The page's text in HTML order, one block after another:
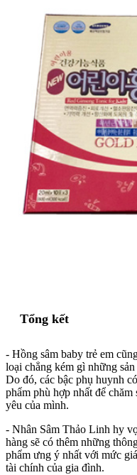
Tổng kết
- Hồng sâm baby trẻ em
loại chẳng kém gì những
Do đó, các bậc phụ huynh
phẩm phù hợp nhất để
yêu của mình.
- Nhân Sâm Thảo Linh hy
hàng sẽ có thêm những
phẩm ưng ý nhất với mức
tài chính của gia đình.